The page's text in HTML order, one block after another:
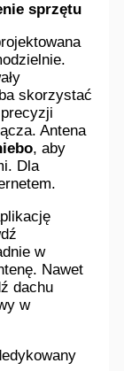
sprzętu
skorzystać
Antena
, aby
Dla
w
Nawet
dachu
w